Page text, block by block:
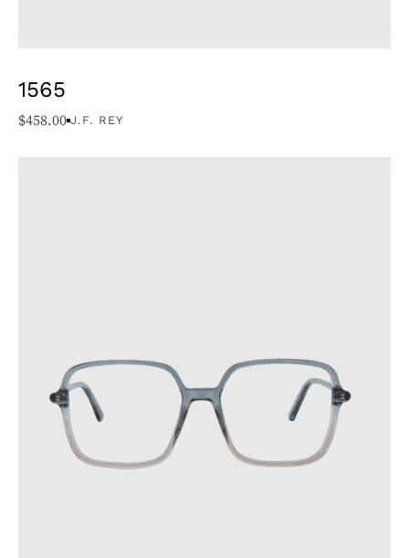
1565
$458.00 J.F. REY